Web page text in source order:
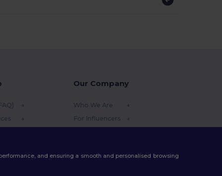
Our Company
Who We Are
For Influencers
and ensuring a smooth and personalised browsing